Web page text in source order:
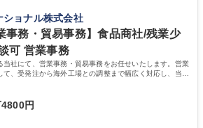
賀】営業事務 ※未経験可
に合わせ、能動的なサポート、改善の動きも期
シャリストとして、チームに貢献し、結果的に
ることができます。平均19:30の退勤以降の業
り、メリハリのある働き方となります。 学
高専 短大 語学力： 資格：
ショナル株式会社
事務・貿易事務】食品商社/残業少
可 営業事務
当社にて、営業事務・貿易事務をお任せいたします。営業
、受発注から海外工場との調整まで幅広く対応し、当社
。
円